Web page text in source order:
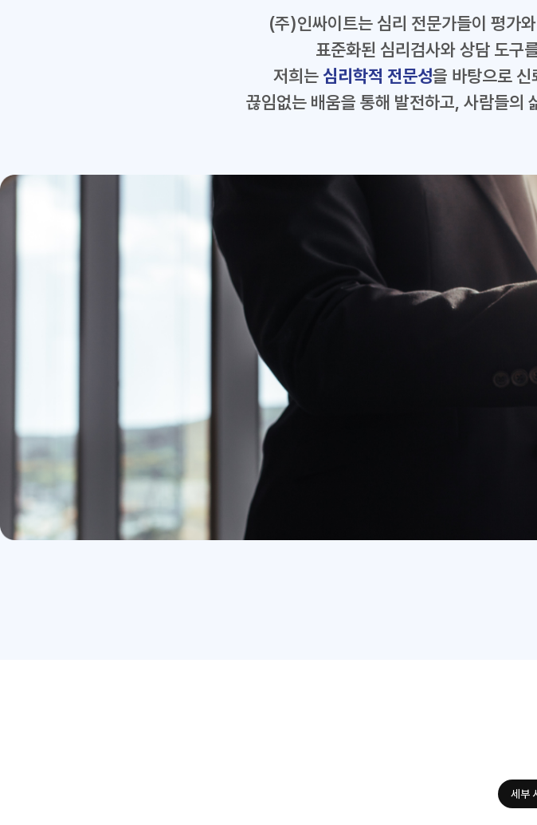
(주)인싸이트는 심리 전문가들이 평가
표준화된 심리검사와 상담 도구
저희는 심리학적 전문성을 바탕으로신
끊임없는 배움을 통해 발전하고, 사람들의
세부